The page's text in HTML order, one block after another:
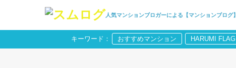
人気マンションブロガーによる【マンションブログ】
キーワード： おすすめマンション HARUMI FLAG